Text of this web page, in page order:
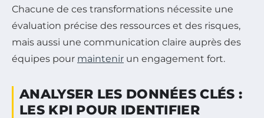
Chacune de ces transformations nécessite une
évaluation précise des ressources et des risques,
mais aussi une communication claire auprès des
équipes pour maintenir un engagement fort.
ANALYSER LES DONNÉES CLÉS :
LES KPI POUR IDENTIFIER